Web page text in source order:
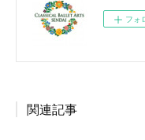
フォ
関連記事